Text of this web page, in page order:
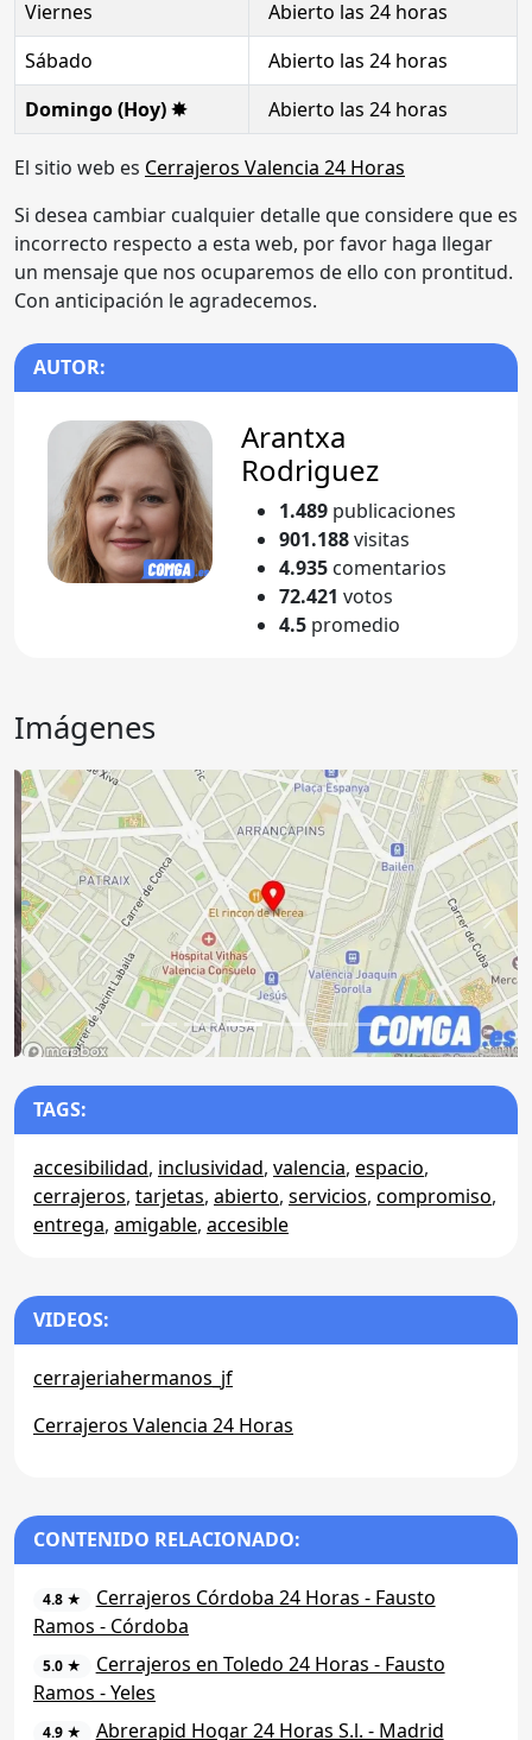
Viernes
Abierto las 24 horas
Sábado
Abierto las 24 horas
Domingo (Hoy) ✸
Abierto las 24 horas
El sitio web es Cerrajeros Valencia 24 Horas
Si desea cambiar cualquier detalle que considere que es
incorrecto respecto a esta web, por favor haga llegar
un mensaje que nos ocuparemos de ello con prontitud.
Con anticipación le agradecemos.
AUTOR:
Arantxa
Rodriguez
1.489 publicaciones
901.188visitas
4.935 comentarios
72.421 votos
4.5 promedio
Imágenes
Anterior
TAGS:
accesibilidad, inclusividad, valencia, espacio,
cerrajeros, tarjetas, abierto, servicios, compromiso,
entrega, amigable, accesible
VIDEOS:
cerrajeriahermanos_jf
Cerrajeros Valencia 24 Horas
CONTENIDO RELACIONADO:
4.8 ★
Cerrajeros Córdoba 24 Horas - Fausto
Ramos - Córdoba
5.0 ★
Cerrajeros en Toledo 24 Horas - Fausto
Ramos - Yeles
4.9 ★ Abrerapid Hogar 24 Horas S.l. - Madrid